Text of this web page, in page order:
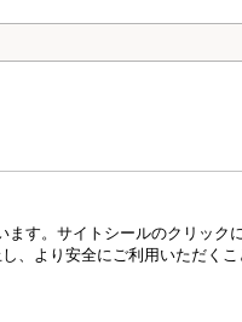
す。サイトシールのクリック
、より安全にご利用いただく